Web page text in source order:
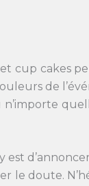
cup cakes
de
n’importe
le doute.